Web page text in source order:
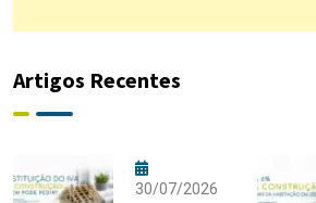
Artigos Recentes
30/07/2026